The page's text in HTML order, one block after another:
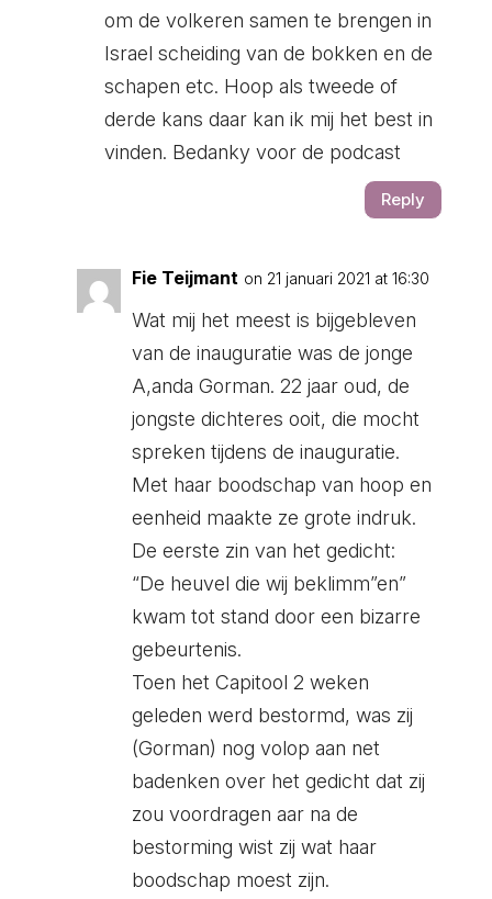
om de volkeren samen te brengen in
Israel scheiding van de bokken en de
schapen etc. Hoop als tweede of
derde kans daar kan ik mij het best in
vinden. Bedanky voor de podcast
Reply
Fie Teijmant on 21 januari 2021 at 16:30
Wat mij het meest is bijgebleven
van de inauguratie was de jonge
A,anda Gorman. 22 jaar oud, de
jongste dichteres ooit, die mocht
spreken tijdens de inauguratie.
Met haar boodschap van hoop en
eenheid maakte ze grote indruk.
De eerste zin van het gedicht:
“De heuvel die wij beklimm”en”
kwam tot stand door een bizarre
gebeurtenis.
Toen het Capitool 2 weken
geleden werd bestormd, was zij
(Gorman) nog volop aan net
badenken over het gedicht dat zij
zou voordragen aar na de
bestorming wist zij wat haar
boodschap moest zijn.